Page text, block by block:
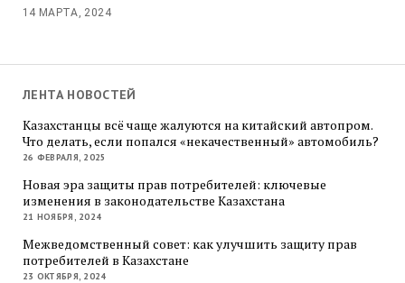
14 МАРТА, 2024
ЛЕНТА НОВОСТЕЙ
Казахстанцы всё чаще жалуются на китайский автопром.
Что делать, если попался «некачественный» автомобиль?
26 ФЕВРАЛЯ, 2025
Новая эра защиты прав потребителей: ключевые
изменения в законодательстве Казахстана
21 НОЯБРЯ, 2024
Межведомственный совет: как улучшить защиту прав
потребителей в Казахстане
23 ОКТЯБРЯ, 2024